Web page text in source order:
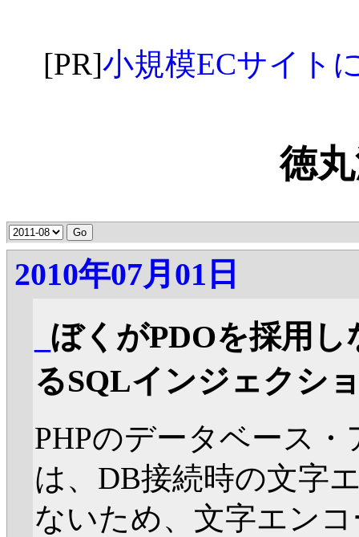
[PR]小規模ECサイト
徳
2010年07月01日
ぼくがPDOを採用
るSQLインジェクシ
PHPのデータベース
は、DB接続時の文字
ないため、文字エン